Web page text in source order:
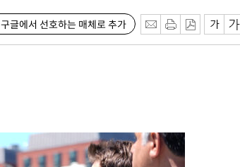
구글에서 선호하는 매체로 추가